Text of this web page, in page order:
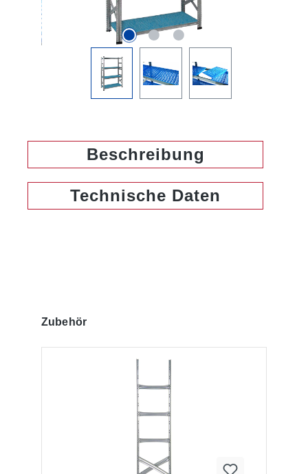
Beschreibung
Technische Daten
Produktgalerie überspringen
Zubehör